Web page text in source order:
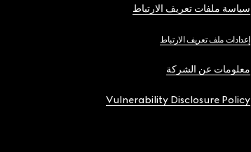
سياسة ملفات تعريف الارتباط
إعدادات ملف تعريف الارتباط
معلومات عن الشركة
Vulnerability Disclosure Policy